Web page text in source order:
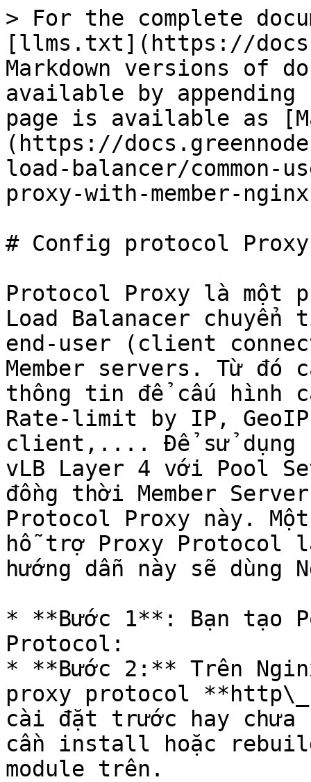
> For the complete
[llms.txt](https://
Markdown versions of
available by
page is available as
(https://
load-balancer/common-
proxy-with-member-
# Config protocol Proxy
Protocol Proxy là một
Load Balanacer
end-user (client
Member servers. Từ đó
thông tin để cấu hình
Rate-limit by IP,
client,.... Để sử dụng
vLB Layer 4 với Pool
đồng thời Member
Protocol Proxy này.
hỗ trợ Proxy Protocol
hướng dẫn này sẽ dùng
* **Bước 1**: Bạn tạo
Protocol:
* **Bước 2:** Trên
proxy protocol
cài đặt trước hay chưa
cần install hoặc
module trên.